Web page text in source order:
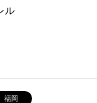
ル
福岡